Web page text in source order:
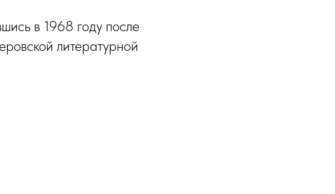
в 1968 году после
литературной